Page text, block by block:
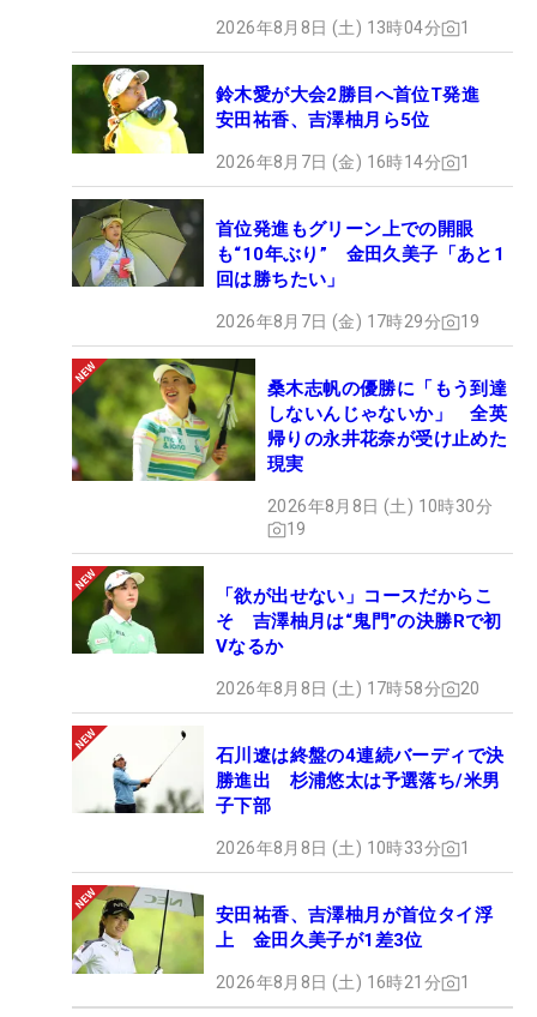
2026年8月8日 (土) 13時04分 1
鈴木愛が大会2勝目へ首位T発進
安田祐香、吉澤柚月ら5位
2026年8月7日 (金) 16時14分 1
首位発進もグリーン上での開眼
も“10年ぶり” 金田久美子「あと1
回は勝ちたい」
2026年8月7日 (金) 17時29分 19
桑木志帆の優勝に「もう到達
しないんじゃないか」 全英
帰りの永井花奈が受け止めた
現実
2026年8月8日 (土) 10時30分
19
「欲が出せない」コースだからこ
そ 吉澤柚月は“鬼門”の決勝Rで初
Vなるか
2026年8月8日 (土) 17時58分 20
石川遼は終盤の4連続バーディで決
勝進出 杉浦悠太は予選落ち/米男
子下部
2026年8月8日 (土) 10時33分 1
安田祐香、吉澤柚月が首位タイ浮
上 金田久美子が1差3位
2026年8月8日 (土) 16時21分 1